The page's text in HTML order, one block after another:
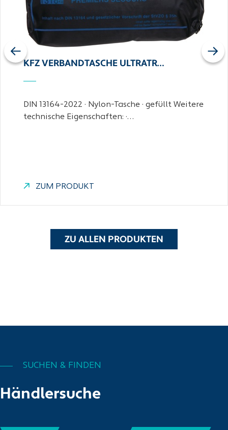
KFZ VERBANDTASCHE ULTRATR…
DIN 13164-2022 · Nylon-Tasche · gefüllt Weitere
technische Eigenschaften: ·…
ZUM PRODUKT
Previous Next
ZU ALLEN PRODUKTEN
Händlersuche
SUCHEN & FINDEN